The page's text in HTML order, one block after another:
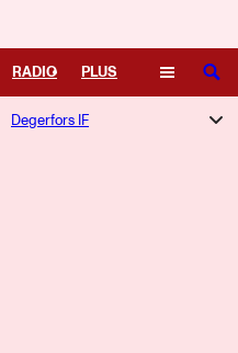
RADIO PLUS
LEDARE
SÖK
Degerfors IF